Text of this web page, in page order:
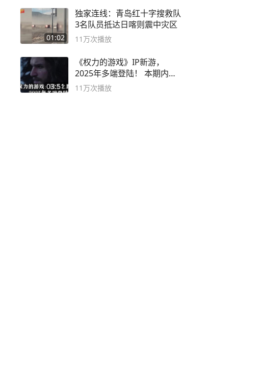
01:02
独家连线：青岛红十字搜救队
3名队员抵达日喀则震中灾区
11万次播放
03:51
《权力的游戏》IP新游，
2025年多端登陆！ 本期内容
概要
11万次播放